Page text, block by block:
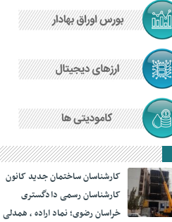
کارشناسان ساختمان جدید کانون
کارشناسان رسمی دادگستری
خراسان رضوی؛ نماد اراده ، همدلی